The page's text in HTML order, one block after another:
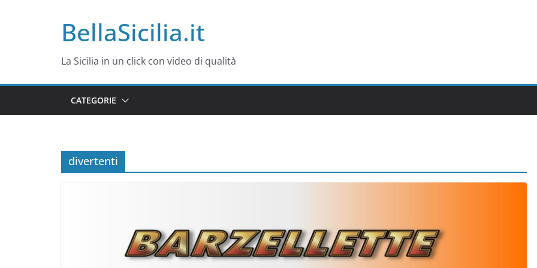
BellaSicilia.it
La Sicilia in un click con video di qualità
CATEGORIE
divertenti